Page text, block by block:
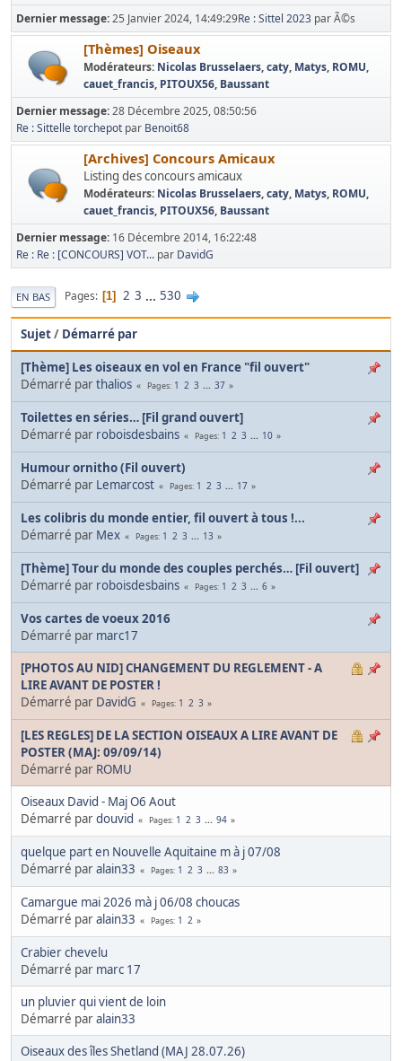
Dernier message:25 Janvier 2024, 14:49:29Re : Sittel 2023 par Ã©s
[Thèmes] Oiseaux
Modérateurs: Nicolas Brusselaers,caty, Matys, ROMU,
cauet_francis, PITOUX56, Baussant
Dernier message:28 Décembre 2025, 08:50:56
Re : Sittelle torchepot par Benoit68
[Archives] Concours Amicaux
Listing des concours amicaux
Modérateurs: Nicolas Brusselaers,caty, Matys, ROMU,
cauet_francis, PITOUX56, Baussant
Dernier message: 16 Décembre 2014, 16:22:48
Re : Re : [CONCOURS] VOT... par DavidG
EN BAS Pages 1 2 3 ... 530
Sujet/ Démarré par
[Thème] Les oiseaux en vol en France "fil ouvert"
Démarré parthalios Pages 1 2 3 ... 37
Toilettes en séries… [Fil grand ouvert]
Démarré par roboisdesbains Pages 1 2 3 ... 10
Humour ornitho (Fil ouvert)
Démarré par Lemarcost Pages 1 2 3 ... 17
Les colibris du monde entier, fil ouvert à tous !...
Démarré par Mex Pages 1 2 3 ... 13
[Thème] Tour du monde des couples perchés… [Fil ouvert]
Démarré par roboisdesbains Pages 1 2 3 ... 6
Vos cartes de voeux 2016
Démarré par marc17
[PHOTOS AU NID] CHANGEMENT DU REGLEMENT - A
LIRE AVANT DE POSTER !
Démarré par DavidG Pages 1 2 3
[LES REGLES] DE LA SECTION OISEAUX A LIRE AVANT DE
POSTER (MAJ: 09/09/14)
Démarré par ROMU
Oiseaux David - Maj O6 Aout
Démarré pardouvid Pages 1 2 3 ... 94
quelque part en Nouvelle Aquitaine m à j 07/08
Démarré paralain33 Pages 1 2 3 ... 83
Camargue mai 2026 mà j 06/08 choucas
Démarré paralain33 Pages 1 2
Crabier chevelu
Démarré par marc 17
un pluvier qui vient de loin
Démarré paralain33
Oiseaux des îles Shetland (MAJ 28.07.26)